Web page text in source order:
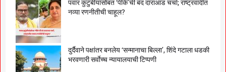
पवार कुटुंबीयांसोबत ‘पीके’ची बंद दाराआड चर्चा; राष्ट्रवादीत
नव्या रणनीतीची चाहूल?
दुर्दैवाने पक्षांतर बनलेय ‘सन्मानाचा बिल्ला’, शिंदे गटाला धडकी
भरवणारी सर्वाेच्च न्यायालयाची टिप्पणी